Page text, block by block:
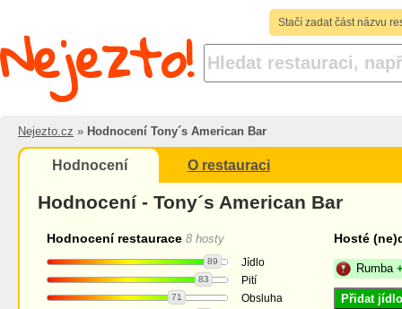
Stačí zadat část názvu
Nejezto!
Nejezto.cz » Hodnocení Tony´s American Bar
Hodnocení O restauraci
Hodnocení - Tony´s American Bar
Hodnocení restaurace 8 hosty
89 Jídlo
83 Pití
71 Obsluha
Hosté
Rumba
Přidat